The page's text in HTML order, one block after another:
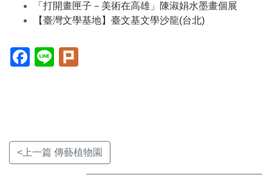
「打開畫匣子－美術在高雄」陳淑娟水墨畫個展
【臺灣文學基地】臺文基文學沙龍(台北)
Facebook(另
開
Line(另
開
<上一篇 傳藝植物園